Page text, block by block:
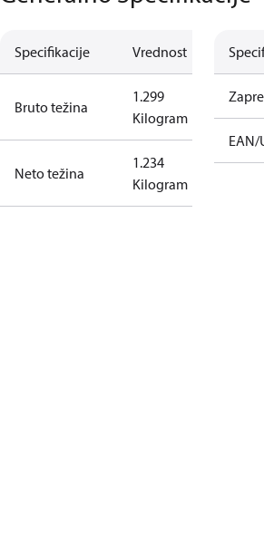
Specifikacije Vrednost
Bruto težina
1.299
Kilogram
Neto težina
1.234
Kilogram
EAN/